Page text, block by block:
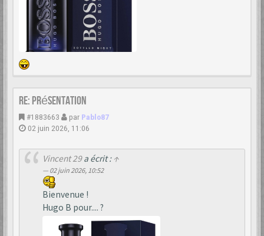
Re: Présentation
#1883663 par Pablo87
02 juin 2026, 11:06
Vincent 29a écrit : ↑
02 juin 2026, 10:52
Bienvenue !
Hugo B pour.... ?